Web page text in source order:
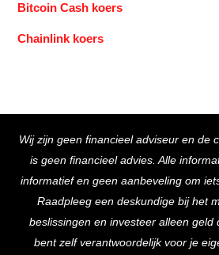
Bitcoin Cash koers
Chainlink koers
To
Top
Wij zijn geen financieel adviseur en de
is geen financieel advies. Alle
informatief en geen aanbeveling om
Raadpleeg een deskundige bij het
beslissingen en investeer alleen geld
bent zelf verantwoordelijk voor je